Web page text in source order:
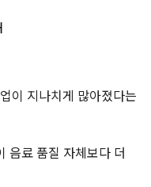
이 지나치게 많아졌다는
음료 품질 자체보다 더